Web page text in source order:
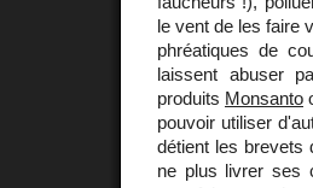
le vent de les faire
phréatiques de
laissent abuser
produits Monsanto
pouvoir utiliser
détient les brevets
ne plus livrer ses